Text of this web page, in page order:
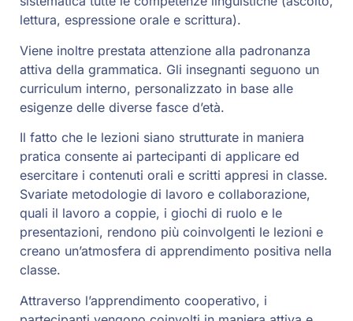
lettura, espressione orale e scrittura).
Viene inoltre prestata attenzione alla padronanza
attiva della grammatica. Gli insegnanti seguono un
curriculum interno, personalizzato in base alle
esigenze delle diverse fasce d’età.
Il fatto che le lezioni siano strutturate in maniera
pratica consente ai partecipanti di applicare ed
esercitare i contenuti orali e scritti appresi in classe.
Svariate metodologie di lavoro e collaborazione,
quali il lavoro a coppie, i giochi di ruolo e le
presentazioni, rendono più coinvolgenti le lezioni e
creano un’atmosfera di apprendimento positiva nella
classe.
Attraverso l’apprendimento cooperativo, i